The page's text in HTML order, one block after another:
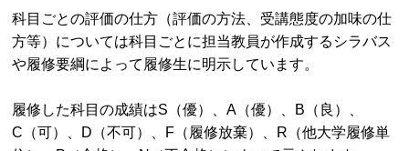
科目ごとの評価の仕方（評価の方法、受講態度の加味の仕
方等）については科目ごとに担当教員が作成するシラバス
や履修要綱によって履修生に明示しています。
履修した科目の成績はS（優）、A（優）、B（良）、
C（可）、D（不可）、F（履修放棄）、R（他大学履修単